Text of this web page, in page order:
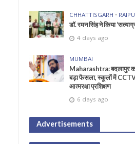
CHHATTISGARH •
डॉ. रमन सिंह ने किया
4 days ago
MUMBAI
Maharashtra: बदलापुर
बड़ा फैसला, स्कूलों में CCTV
आत्मरक्षा प्रशिक्षण
6 days ago
Advertisements